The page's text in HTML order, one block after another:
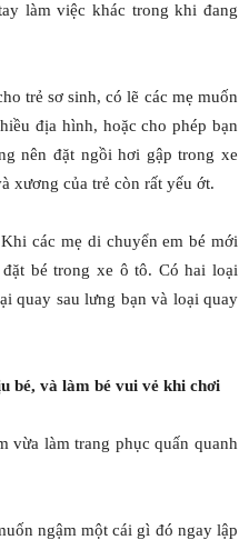
làm việc khác trong khi đang
trẻ sơ sinh, có lẽ các mẹ muốn
địa hình, hoặc cho phép bạn
nên đặt ngồi hơi gập trong xe
xương của trẻ còn rất yếu ớt.
các mẹ di chuyển em bé mới
bé trong xe ô tô. Có hai loại
quay sau lưng bạn và loại quay
bé, và làm bé vui vẻ khi chơi
vừa làm trang phục quấn quanh
ngậm một cái gì đó ngay lập